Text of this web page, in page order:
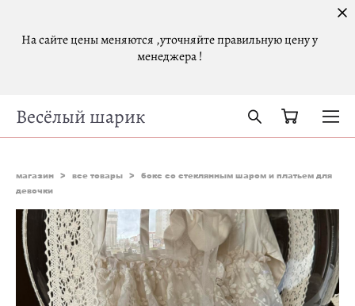
На сайте цены меняются ,уточняйте правильную цену у
менеджера !
Весёлый шарик
магазин > все товары >
бокс со стеклянным шаром и платьем для
девочки